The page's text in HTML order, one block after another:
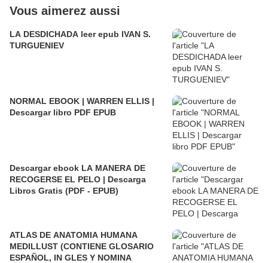
Vous aimerez aussi
LA DESDICHADA leer epub IVAN S.
TURGUENIEV
NORMAL EBOOK | WARREN ELLIS |
Descargar libro PDF EPUB
Descargar ebook LA MANERA DE
RECOGERSE EL PELO | Descarga
Libros Gratis (PDF - EPUB)
ATLAS DE ANATOMIA HUMANA
MEDILLUST (CONTIENE GLOSARIO
ESPAÑOL, IN GLES Y NOMINA